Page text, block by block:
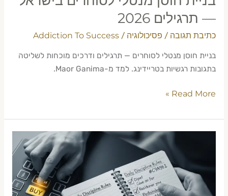
— תרגילים 2026
כתיבת תגובה / פסיכולוגיה /
Addiction To Success
בניית חוסן מנטלי לסוחרים — תרגילים ודרכים מוכחות לשליטה
בתגובות רגשיות בטריידינג. למד מ-Maor Ganima.
Read More »
עצמית
לסוחר
יום